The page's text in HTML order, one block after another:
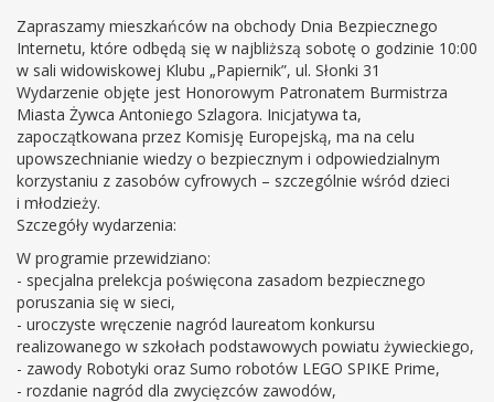
Zapraszamy mieszkańców na obchody Dnia Bezpiecznego
Internetu, które odbędą się w najbliższą sobotę o godzinie 10:00
w sali widowiskowej Klubu „Papiernik”, ul. Słonki 31
Wydarzenie objęte jest Honorowym Patronatem Burmistrza
Miasta Żywca Antoniego Szlagora. Inicjatywa ta,
zapoczątkowana przez Komisję Europejską, ma na celu
upowszechnianie wiedzy o bezpiecznym i odpowiedzialnym
korzystaniu z zasobów cyfrowych – szczególnie wśród dzieci
i młodzieży.
Szczegóły wydarzenia:
W programie przewidziano:
- specjalna prelekcja poświęcona zasadom bezpiecznego
poruszania się w sieci,
- uroczyste wręczenie nagród laureatom konkursu
realizowanego w szkołach podstawowych powiatu żywieckiego,
- zawody Robotyki oraz Sumo robotów LEGO SPIKE Prime,
- rozdanie nagród dla zwycięzców zawodów,